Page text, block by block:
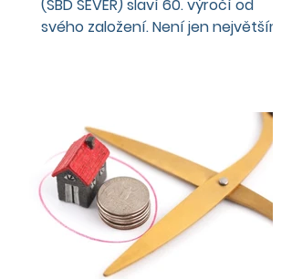
(SBD SEVER) slaví 60. výročí od
svého založení. Není jen největším
bytové výstavby. Aktuální projekt
Zahrada Gallas v Liberci vzniká s
družstvem Coop Development.
Ačkoliv zažilo družstevní bydlení
největší boom zejména v 70. a 80.
letech, také dnes se k němu
především mladí lidé opět rádi
vracejí pro jeho nesporné výhody.